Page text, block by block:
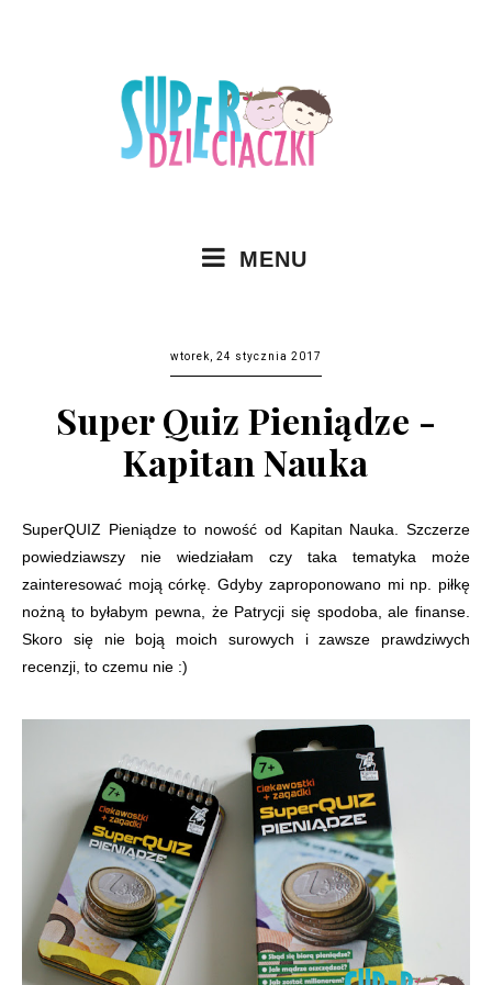
MENU
wtorek, 24 stycznia 2017
Super Quiz Pieniądze -
Kapitan Nauka
SuperQUIZ Pieniądze to nowość od Kapitan Nauka. Szczerze
powiedziawszy nie wiedziałam czy taka tematyka może
zainteresować moją córkę. Gdyby zaproponowano mi np. piłkę
nożną to byłabym pewna, że Patrycji się spodoba, ale finanse.
Skoro się nie boją moich surowych i zawsze prawdziwych
recenzji, to czemu nie :)